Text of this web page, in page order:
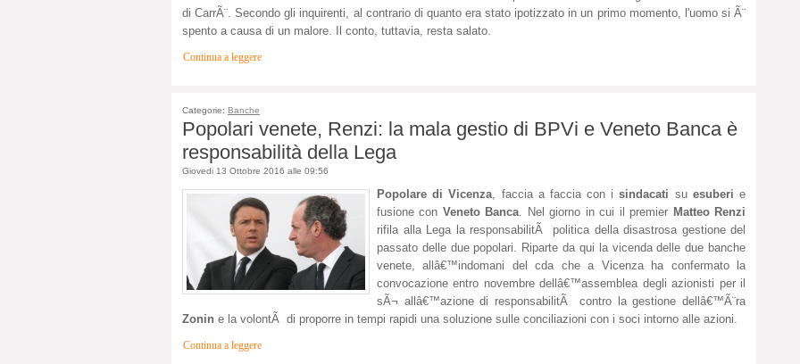
di CarrÃ¨. Secondo gli inquirenti, al contrario di quanto era stato ipotizzato in un primo momento, l'uomo si Ã¨
spento a causa di un malore. Il conto, tuttavia, resta salato.
Continua a leggere
Categorie: Banche
Popolari venete, Renzi: la mala gestio di BPVi e Veneto Banca è
responsabilità della Lega
Giovedi 13 Ottobre 2016 alle 09:56
Popolare di Vicenza, faccia a faccia con isindacati su esuberie
fusione con Veneto Banca. Nel giorno in cui il premier Matteo Renzi
rifila alla Lega la responsabilitÃ politica della disastrosa gestione del
passato delle due popolari. Riparte da qui la vicenda delle due banche
venete, allâ€™indomani del cda che a Vicenza ha confermato la
convocazione entro novembre dellâ€™assemblea degli azionisti per il
sÃ¬ allâ€™azione di responsabilitÃ contro la gestione dellâ€™Ã¨ra
Zonin e la volontÃ di proporre in tempi rapidi una soluzione sulle conciliazioni con i soci intorno alle azioni.
Continua a leggere